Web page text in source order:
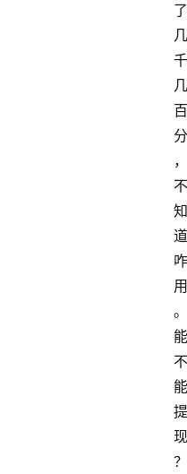
了
几
千
几
百
分
，
不
知
道
咋
用
。
能
不
能
提
现
？